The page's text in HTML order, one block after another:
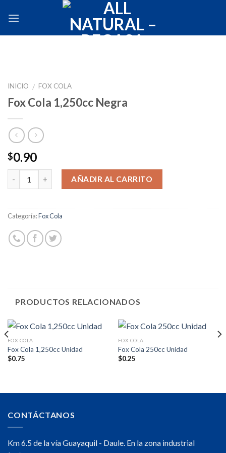
INICIO / FOX COLA
Fox Cola 1,250cc Negra
$0.90
Cantidad AÑADIR AL CARRITO
Categoría:Fox Cola
PRODUCTOS RELACIONADOS
FOX COLA
Fox Cola 1,250cc Unidad
$0.75
FOX COLA
Fox Cola 250cc Unidad
$0.25
CONTÁCTANOS
Km 6.5 de la vía Guayaquil - Daule. En la zona industrial